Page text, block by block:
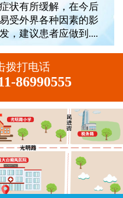
状有所缓解，在今后
受外界各种因素的影
，建议患者应做到....
拨打电话
86990555